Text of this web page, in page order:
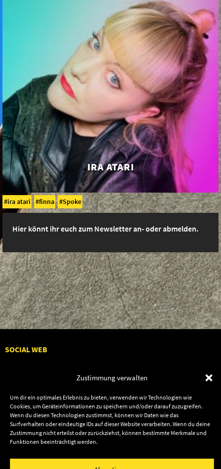
Zustimmung verwalten
Um dir ein optimales Erlebnis zu bieten, verwenden wir Technologien wie
Cookies, um Geräteinformationen zu speichern und/oder darauf zuzugreifen.
Wenn du diesen Technologien zustimmst, können wir Daten wie das
Surfverhalten oder eindeutige IDs auf dieser Website verarbeiten. Wenn du deine
Zustimmung nicht erteilst oder zurückziehst, können bestimmte Merkmale und
Funktionen beeinträchtigt werden.
IRA ATARI
ira atari finna Spoke
Hier könnt ihr euch zum Newsletter an- oder abmelden.
SOCIAL WEB
Audiolith
News
Artists
Releases
Friends
Contact Us
Dates
Shop